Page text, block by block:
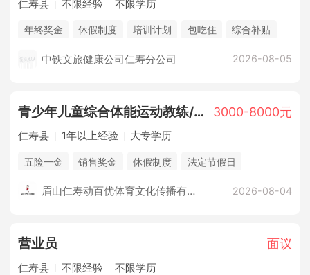
仁寿县 不限经验 不限学历
年终奖金 休假制度 培训计划 包吃住
综合补贴
中铁文旅健康公司仁寿分公司 2026-08-05
青少年儿童综合体能运动教练/教员 3000-8000元
仁寿县 1年以上经验 大专学历
五险一金 销售奖金 休假制度
法定节假日
眉山仁寿动百优体育文化传播有限公司 2026-08-04
营业员 面议
仁寿县 不限经验 不限学历